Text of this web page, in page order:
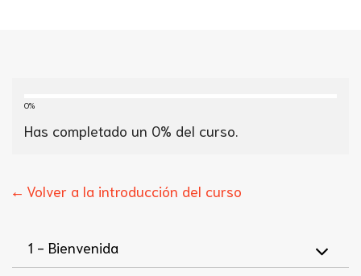
0%
Has completado un 0% del curso.
← Volver a la introducción del curso
1 - Bienvenida